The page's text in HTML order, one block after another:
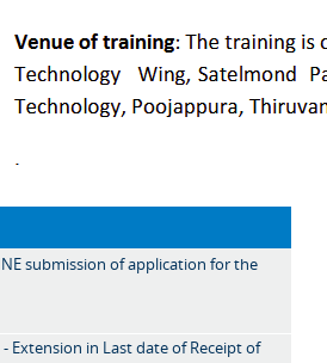
submission of application for the
Extension in Last date of Receipt of